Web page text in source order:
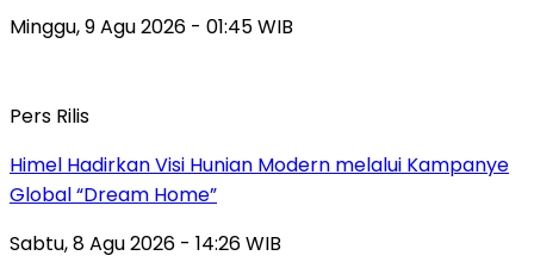
Minggu, 9 Agu 2026 - 01:45 WIB
Pers Rilis
Himel Hadirkan Visi Hunian Modern melalui Kampanye
Global “Dream Home”
Sabtu, 8 Agu 2026 - 14:26 WIB